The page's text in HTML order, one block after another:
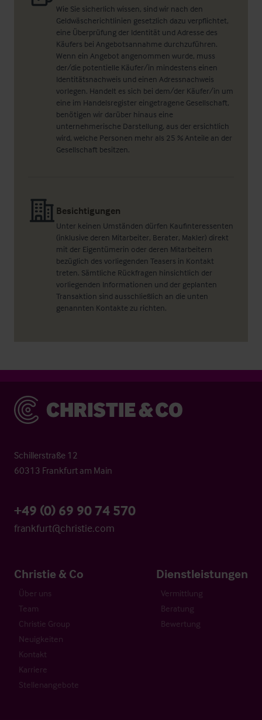
Wie Sie sicherlich wissen, sind wir nach den
Geldwäscherichtlinien gesetzlich dazu verpflichtet,
eine Überprüfung der Identität und Adresse des
Käufers bei Angebotsannahme durchzuführen.
Wenn ein Angebot angenommen wurde, muss
der/die potentielle Käufer/in mindestens einen
Identitätsnachweis und einen Adressnachweis
vorlegen. Handelt es sich bei dem/der Käufer/in um
eine im Handelsregister eingetragene Gesellschaft,
benötigen wir darüber hinaus eine
unternehmerische Darstellung, aus der ersichtlich
wird, welche Personen mehr als 25 % Anteile an der
Gesellschaft besitzen.
Besichtigungen
Unter keinen Umständen dürfen Kaufinteressenten
(inklusive deren Mitarbeiter, Berater, Makler) direkt
mit der Eigentümerin oder deren Mitarbeitern
bezüglich des vorliegenden Teasers in Kontakt
treten. Sämtliche Rückfragen hinsichtlich der
vorliegenden Informationen und der geplanten
Transaktion sind ausschließlich an die unten
genannten Kontakte zu richten.
Christie & Co
Schillerstraße 12
60313 Frankfurt am Main
+49 (0) 69 90 74 570
frankfurt@christie.com
Christie & Co
Über uns
Team
Christie Group
Neuigkeiten
Kontakt
Karriere
Stellenangebote
Dienstleistungen
Vermittlung
Beratung
Bewertung